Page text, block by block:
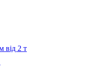
від 2 т